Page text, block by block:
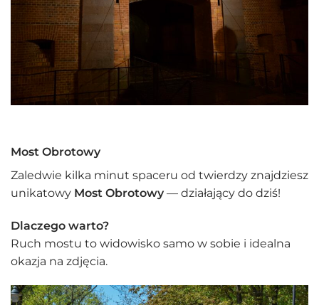
Most Obrotowy
Zaledwie kilka minut spaceru od twierdzy znajdziesz
unikatowy Most Obrotowy — działający do dziś!
Dlaczego warto?
Ruch mostu to widowisko samo w sobie i idealna
okazja na zdjęcia.